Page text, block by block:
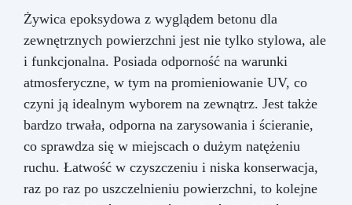
Żywica epoksydowa z wyglądem betonu dla
zewnętrznych powierzchni jest nie tylko stylowa, ale
i funkcjonalna. Posiada odporność na warunki
atmosferyczne, w tym na promieniowanie UV, co
czyni ją idealnym wyborem na zewnątrz. Jest także
bardzo trwała, odporna na zarysowania i ścieranie,
co sprawdza się w miejscach o dużym natężeniu
ruchu. Łatwość w czyszczeniu i niska konserwacja,
raz po raz po uszczelnieniu powierzchni, to kolejne